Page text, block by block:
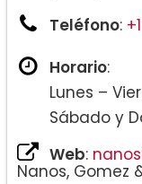
Teléfono:
Horario:
Lunes –
Sábado y
Web:
Nanos, Gomez